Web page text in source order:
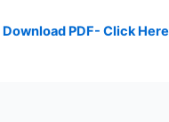
PDF- Click Here